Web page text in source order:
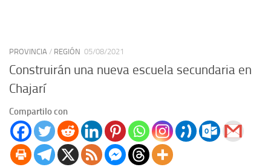
PROVINCIA / REGIÓN 05/08/2021
Construirán una nueva escuela secundaria en
Chajarí
Compartilo con